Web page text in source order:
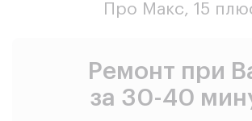
Про Макс, 15
Ремонт при
за 30-40